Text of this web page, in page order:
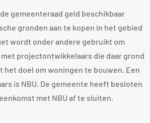
gemeenteraad geld beschikbaar
gronden aan te kopen in het gebied
wordt onder andere gebruikt om
projectontwikkelaars die daar grond
het doel om woningen te bouwen. Een
is NBU. De gemeente heeft besloten
met NBU af te sluiten.